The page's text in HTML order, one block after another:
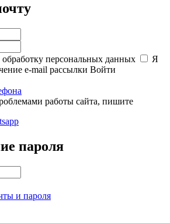
обработку персональных данных
Я
e-mail рассылки Войти
работы сайта, пишите
пароля
и пароля